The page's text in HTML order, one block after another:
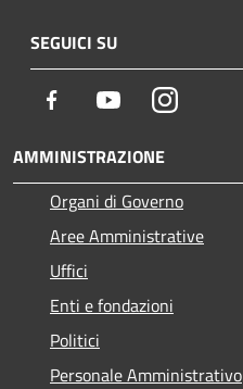
SEGUICI SU
Facebook YoutubeInstagram
AMMINISTRAZIONE
Organi di Governo
Aree Amministrative
Uffici
Enti e fondazioni
Politici
Personale Amministrativo